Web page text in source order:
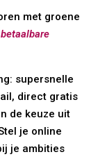
met groene
betaalbare
supersnelle
direct gratis
de keuze uit
je online
je ambities